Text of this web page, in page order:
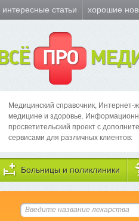
интересные статьи хорошие
ВСЁ ПРО
Медицинский справочник, Интернет-
медицине и здоровье.
просветительский проект с
сервисами для различных клиентов:
Больницы и поликлиники